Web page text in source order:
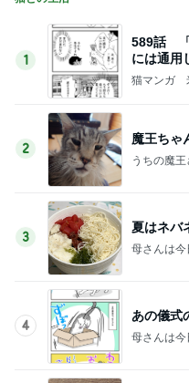
1
589話 「
には通用
猫マンガ
2
魔王ちゃ
うちの魔王
3
夏はネバ
母さんは今
4
あの儀式
母さんは今